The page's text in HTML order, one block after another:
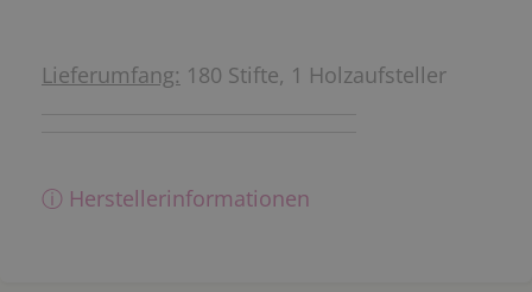
Lieferumfang: 180 Stifte, 1 Holzaufsteller
ⓘ Herstellerinformationen